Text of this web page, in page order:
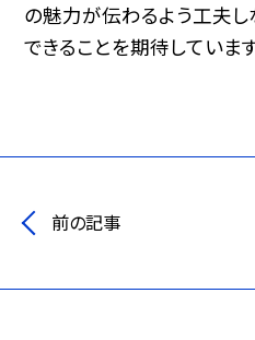
の魅力が伝わるよう工夫し
できることを期待しています
前の記事